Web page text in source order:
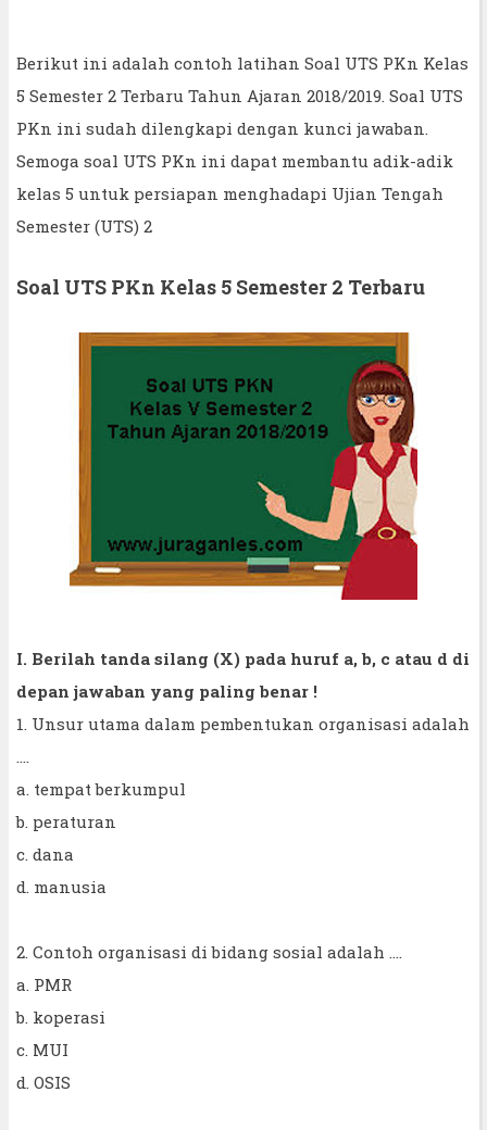
Berikut ini adalah contoh latihan Soal UTS PKn Kelas
5 Semester 2 Terbaru Tahun Ajaran 2018/2019. Soal UTS
PKn ini sudah dilengkapi dengan kunci jawaban.
Semoga soal UTS PKn ini dapat membantu adik-adik
kelas 5 untuk persiapan menghadapi Ujian Tengah
Semester (UTS) 2
Soal UTS PKn Kelas 5 Semester 2 Terbaru
I. Berilah tanda silang (X) pada huruf a, b, c atau d di
depan jawaban yang paling benar !
1. Unsur utama dalam pembentukan organisasi adalah
a. tempat berkumpul
b. peraturan
c. dana
d. manusia
2. Contoh organisasi di bidang sosial adalah ....
a. PMR
b. koperasi
c. MUI
d. OSIS